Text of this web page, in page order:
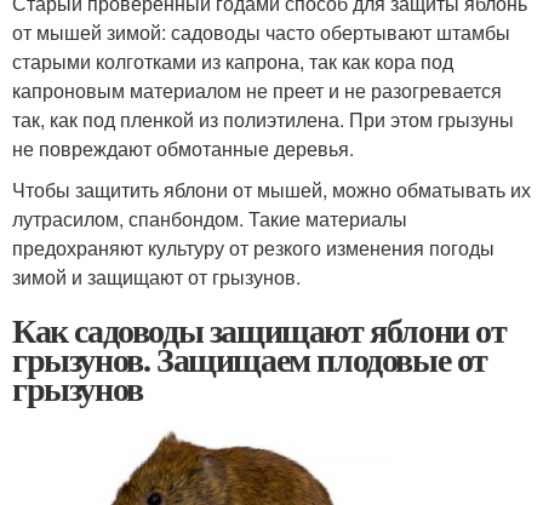
от мышей зимой: садоводы часто обертывают штамбы
старыми колготками из капрона, так как кора под
капроновым материалом не преет и не разогревается
так, как под пленкой из полиэтилена. При этом грызуны
не повреждают обмотанные деревья.
Чтобы защитить яблони от мышей, можно обматывать их
лутрасилом, спанбондом. Такие материалы
предохраняют культуру от резкого изменения погоды
зимой и защищают от грызунов.
Как садоводы защищают яблони от
грызунов. Защищаем плодовые от
грызунов